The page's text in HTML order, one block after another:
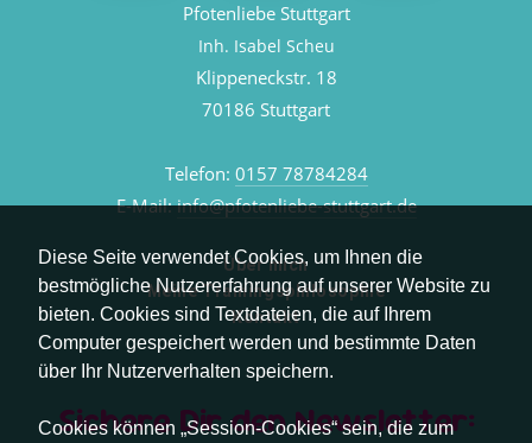
Diese Seite verwendet Cookies, um Ihnen die
bestmögliche Nutzererfahrung auf unserer Website zu
bieten. Cookies sind Textdateien, die auf Ihrem
Computer gespeichert werden und bestimmte Daten
über Ihr Nutzerverhalten speichern.
Cookies können „Session-Cookies“ sein, die zum
Pfotenliebe Stuttgart
Inh. Isabel Scheu
Klippeneckstr. 18
70186 Stuttgart
Telefon: 0157 78784284
E-Mail:info@pfotenliebe-stuttgart.de
Über mich
Meine Trainingsphilosophie
Kontakt
Sichere Dir den Newsletter: